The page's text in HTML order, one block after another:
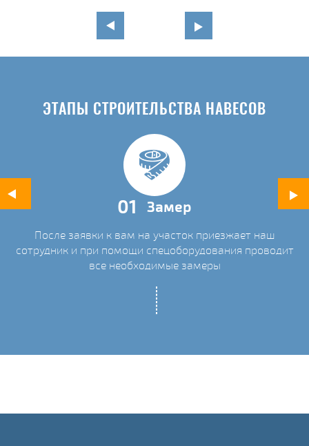
ЭТАПЫ СТРОИТЕЛЬСТВА НАВЕСОВ
01 Замер
После заявки к вам на участок приезжает наш
сотрудник и при помощи спецоборудования проводит
все необходимые замеры